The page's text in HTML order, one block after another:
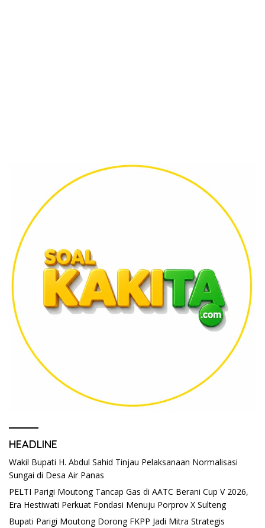
HEADLINE
Wakil Bupati H. Abdul Sahid Tinjau Pelaksanaan Normalisasi
Sungai di Desa Air Panas
PELTI Parigi Moutong Tancap Gas di AATC Berani Cup V 2026,
Era Hestiwati Perkuat Fondasi Menuju Porprov X Sulteng
Bupati Parigi Moutong Dorong FKPP Jadi Mitra Strategis